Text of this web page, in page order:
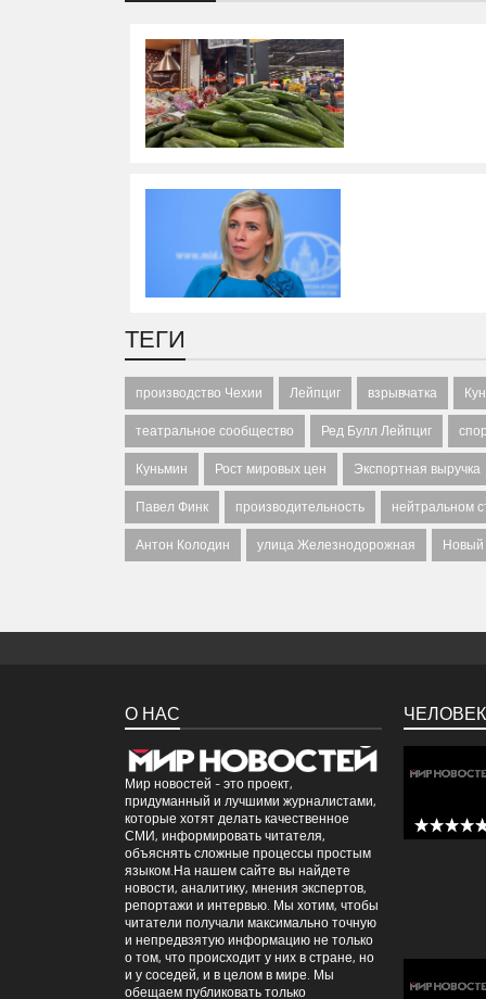
ТЕГИ
производство Чехии Лейпциг взрывчатка
театральное сообщество
Ред Булл Лейпциг
Куньмин
Рост мировых цен
Экспортная выручка
Павел Финк
производительность
нейтральном
Антон Колодин
улица Железнодорожная Новый
О НАС
Мир новостей - это проект,
придуманный и лучшими журналистами,
которые хотят делать качественное
СМИ, информировать читателя,
объяснять сложные процессы простым
языком.На нашем сайте вы найдете
новости, аналитику, мнения экспертов,
репортажи и интервью. Мы хотим, чтобы
читатели получали максимально точную
и непредвзятую информацию не только
о том, что происходит у них в стране, но
и у соседей, и в целом в мире. Мы
обещаем публиковать только
5 out of